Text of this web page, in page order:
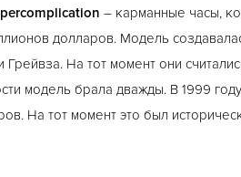
– карманные часы,
долларов. Модель
Грейвза. На тот момент они
модель брала дважды. В 1999
На тот момент это был